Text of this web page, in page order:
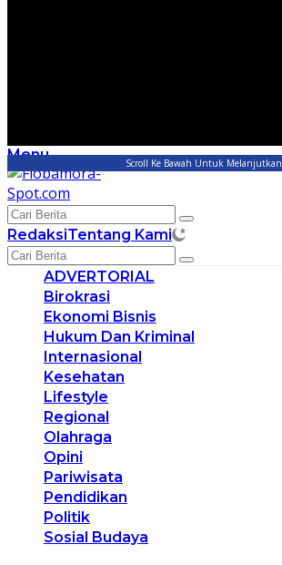
Scroll Ke Bawah Untuk Melanjutkan
Menu
RedaksiTentang Kami
ADVERTORIAL
Birokrasi
Ekonomi Bisnis
Hukum Dan Kriminal
Internasional
Kesehatan
Lifestyle
Regional
Olahraga
Opini
Pariwisata
Pendidikan
Politik
Sosial Budaya